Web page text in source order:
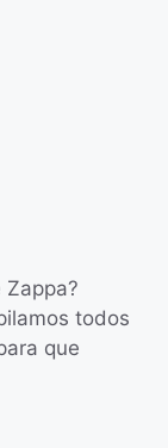
todos
que